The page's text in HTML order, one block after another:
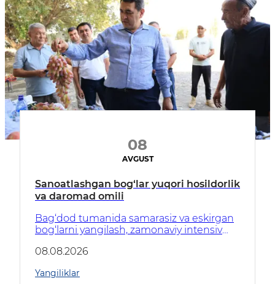
08
AVGUST
Sanoatlashgan bog‘lar yuqori hosildorlik
va daromad omili
Bag‘dod tumanida samarasiz va eskirgan
bog‘larni yangilash, zamonaviy intensiv
amalga oshirilmoqda.
08.08.2026
Yangiliklar